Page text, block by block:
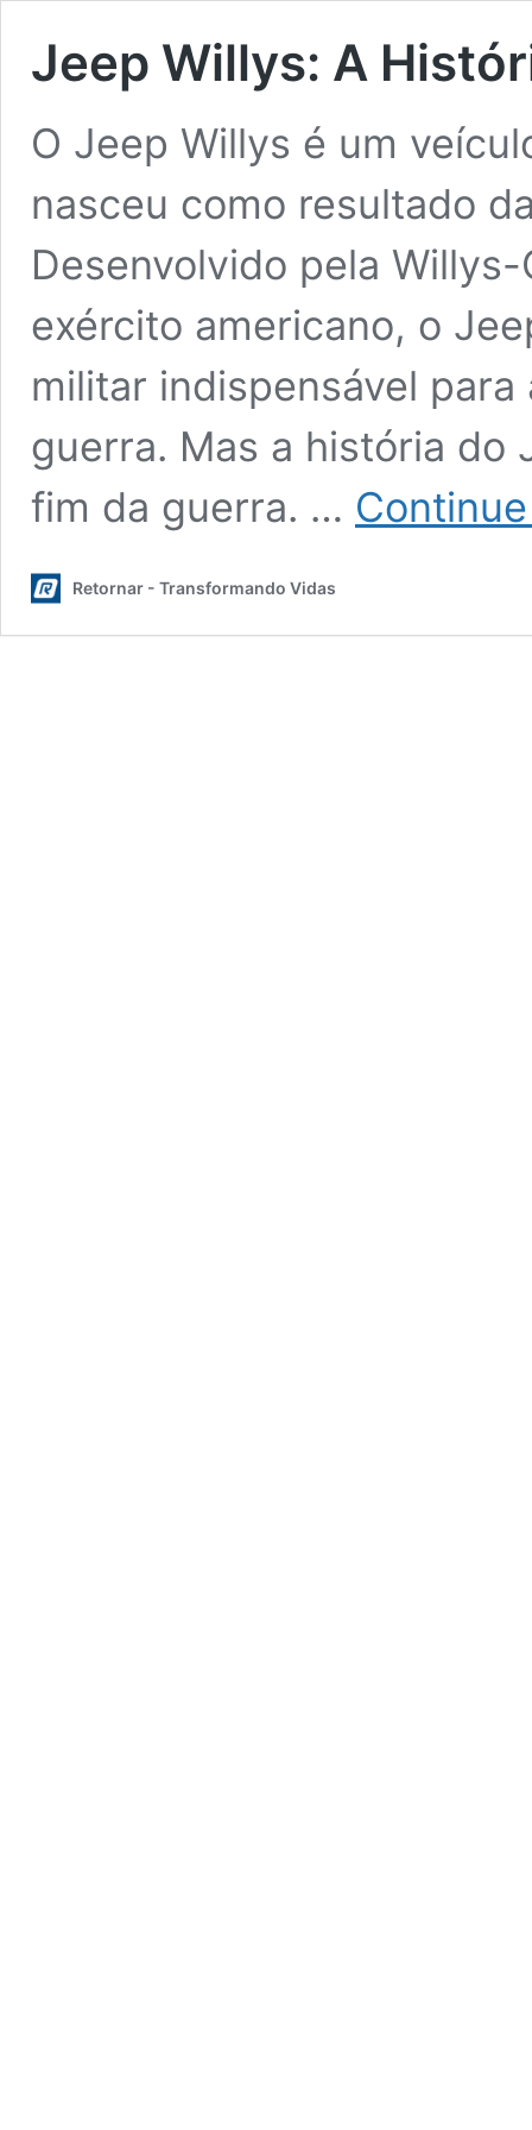
Jeep Willys: A
O Jeep Willys é um
nasceu como resultado
Desenvolvido pela
exército americano, o
militar indispensável
guerra. Mas a história do
fim da guerra. …
Retornar - Transformando Vidas